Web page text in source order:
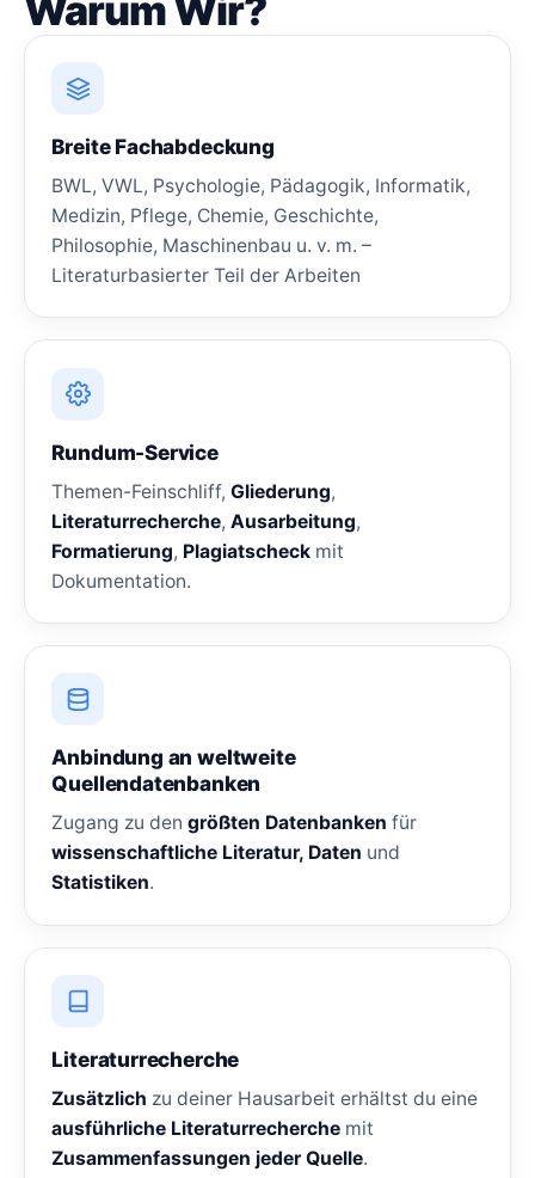
Warum Wir?
Breite Fachabdeckung
BWL, VWL, Psychologie, Pädagogik, Informatik,
Medizin, Pflege, Chemie, Geschichte,
Philosophie, Maschinenbau u. v. m. –
Literaturbasierter Teil der Arbeiten
Rundum-Service
Themen-Feinschliff,Gliederung,
Literaturrecherche,Ausarbeitung,
Formatierung, Plagiatscheck mit
Dokumentation.
Anbindung an weltweite
Quellendatenbanken
Zugang zu dengrößten Datenbanken für
wissenschaftliche Literatur, Daten und
Statistiken.
Literaturrecherche
Zusätzlich zu deiner Hausarbeit erhältst du eine
ausführliche Literaturrecherche mit
Zusammenfassungen jeder Quelle.